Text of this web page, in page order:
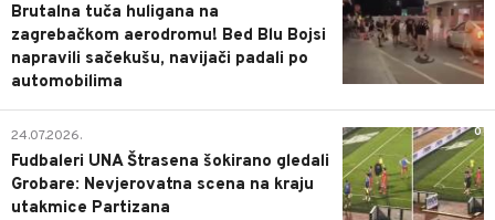
Brutalna tuča huligana na
zagrebačkom aerodromu! Bed Blu Bojsi
napravili sačekušu, navijači padali po
automobilima
0
24.07.2026.
Fudbaleri UNA Štrasena šokirano gledali
Grobare: Nevjerovatna scena na kraju
utakmice Partizana